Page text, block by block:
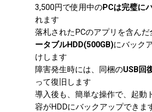
3,500円で使用中のPCは完璧に
れます
落札されたPCのアプリを含んだ
ータブルHDD(500GB)にバック
けします
障害発生時には、同梱のUSB回
って復旧します
導入後も、簡単な操作で、起動
容がHDDにバックアップできま